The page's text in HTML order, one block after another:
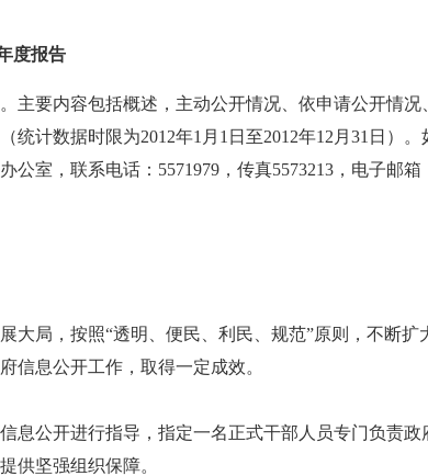
度报告
要内容包括概述，主动公开情况、依申请公开情况
计数据时限为2012年1月1日至2012年12月31日）。
室，联系电话：5571979，传真5573213，电子邮箱
局，按照“透明、便民、利民、规范”原则，不断扩
信息公开工作，取得一定成效。
公开进行指导，指定一名正式干部人员专门负责政
供坚强组织保障。